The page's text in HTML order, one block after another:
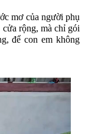
mơ của người phụ
rộng, mà chỉ gói
để con em không